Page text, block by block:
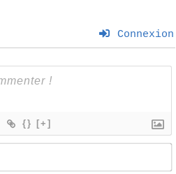
Connexion
{} [+]